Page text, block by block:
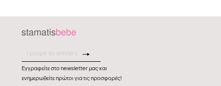
Εγγραφείτε στο newsletter μας και
ενημερωθείτε πρώτοι για τις προσφορές!